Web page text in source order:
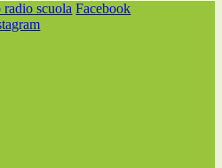
Facebook